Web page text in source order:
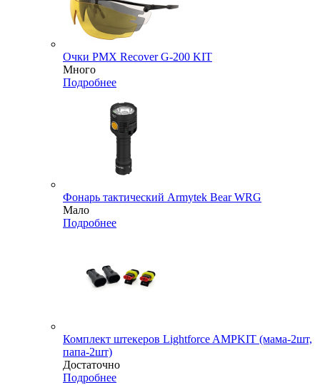
Очки PMX Recover G-200 KIT
Много
Подробнее
Фонарь тактический Armytek Bear WRG
Мало
Подробнее
Комплект штекеров Lightforce AMPKIT (мама-2шт,
папа-2шт)
Достаточно
Подробнее